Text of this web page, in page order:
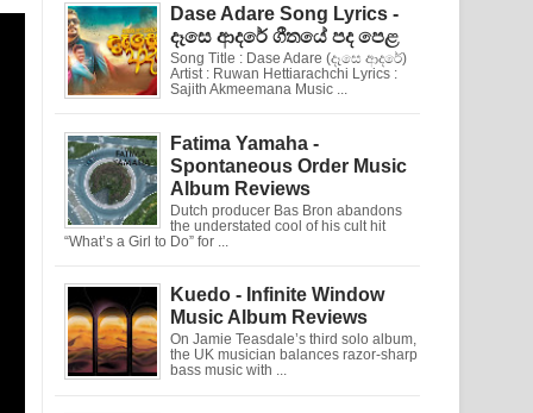
Dase Adare Song Lyrics -
දෑසෙ ආදරේ ගීතයේ පද පෙළ
Song Title : Dase Adare (දෑසෙ ආදරේ)
Artist : Ruwan Hettiarachchi Lyrics :
Sajith Akmeemana Music ...
Fatima Yamaha -
Spontaneous Order Music
Album Reviews
Dutch producer Bas Bron abandons
the understated cool of his cult hit
“What’s a Girl to Do” for ...
Kuedo - Infinite Window
Music Album Reviews
On Jamie Teasdale’s third solo album,
the UK musician balances razor-sharp
bass music with ...